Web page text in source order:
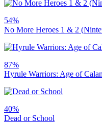
54%
No More Heroes 1 & 2
87%
Hyrule Warriors: Age of
40%
Dead or School